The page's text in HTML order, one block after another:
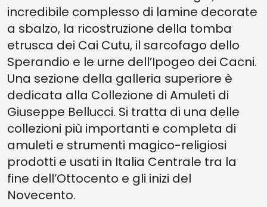
incredibile complesso di lamine decorate
a sbalzo, la ricostruzione della tomba
etrusca dei Cai Cutu, il sarcofago dello
Sperandio e le urne dell’Ipogeo dei Cacni.
Una sezione della galleria superiore è
dedicata alla Collezione di Amuleti di
Giuseppe Bellucci. Si tratta di una delle
collezioni più importanti e completa di
amuleti e strumenti magico-religiosi
prodotti e usati in Italia Centrale tra la
fine dell’Ottocento e gli inizi del
Novecento.